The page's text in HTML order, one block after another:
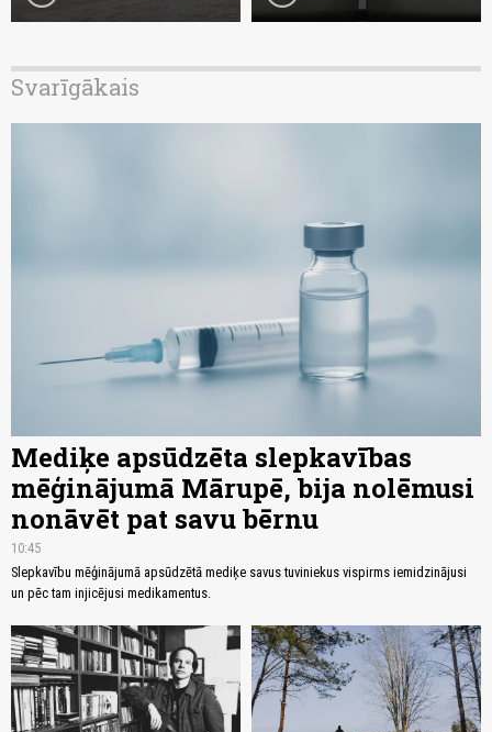
Svarīgākais
Mediķe apsūdzēta slepkavības
mēģinājumā Mārupē, bija nolēmusi
nonāvēt pat savu bērnu
10:45
Slepkavību mēģinājumā apsūdzētā mediķe savus tuviniekus vispirms iemidzinājusi
un pēc tam injicējusi medikamentus.